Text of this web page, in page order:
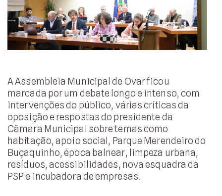
A Assembleia Municipal de Ovar ficou
marcada por um debate longo e intenso, com
intervenções do público, várias críticas da
oposição e respostas do presidente da
Câmara Municipal sobre temas como
habitação, apoio social, Parque Merendeiro do
Buçaquinho, época balnear, limpeza urbana,
resíduos, acessibilidades, nova esquadra da
PSP e incubadora de empresas.